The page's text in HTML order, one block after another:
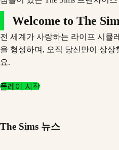
Welcome to The
전 세계가 사랑하는 라이프 시뮬
을 형성하며, 오직 당신만이 상상
요.
플레이 시작
The Sims 뉴스